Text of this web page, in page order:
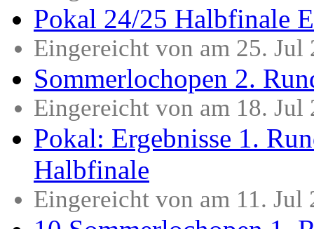
Pokal 24/25 Halbfinale
Eingereicht von am 25.
Sommerlochopen 2.
Eingereicht von am 18.
Pokal: Ergebnisse 1.
Halbfinale
Eingereicht von am 11.